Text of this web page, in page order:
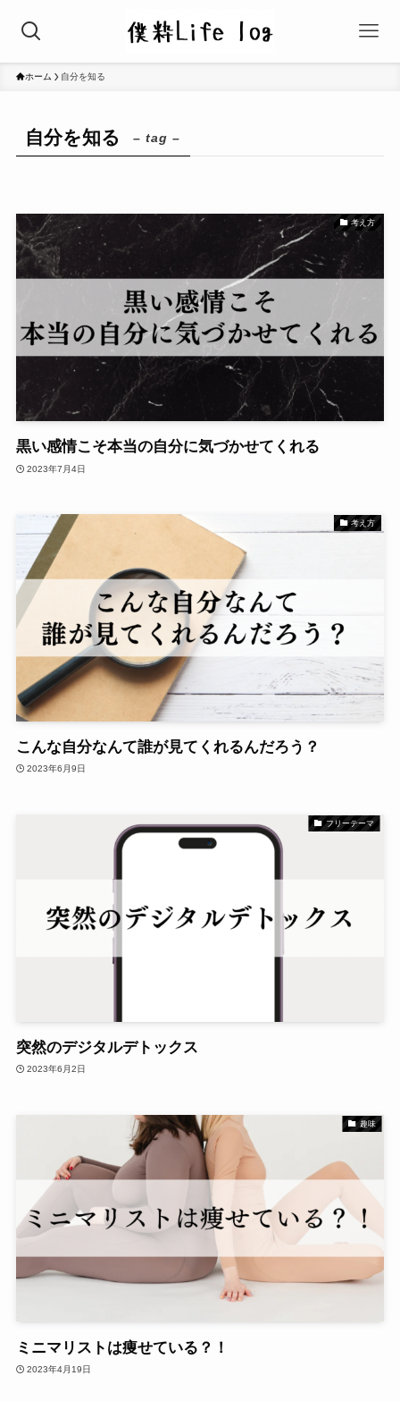
ホーム 自分を知る
自分を知る – tag –
考え方
黒い感情こそ本当の自分に気づかせてくれる
2023年7月4日
考え方
こんな自分なんて誰が見てくれるんだろう？
2023年6月9日
フリーテーマ
突然のデジタルデトックス
2023年6月2日
趣味
ミニマリストは痩せている？！
2023年4月19日